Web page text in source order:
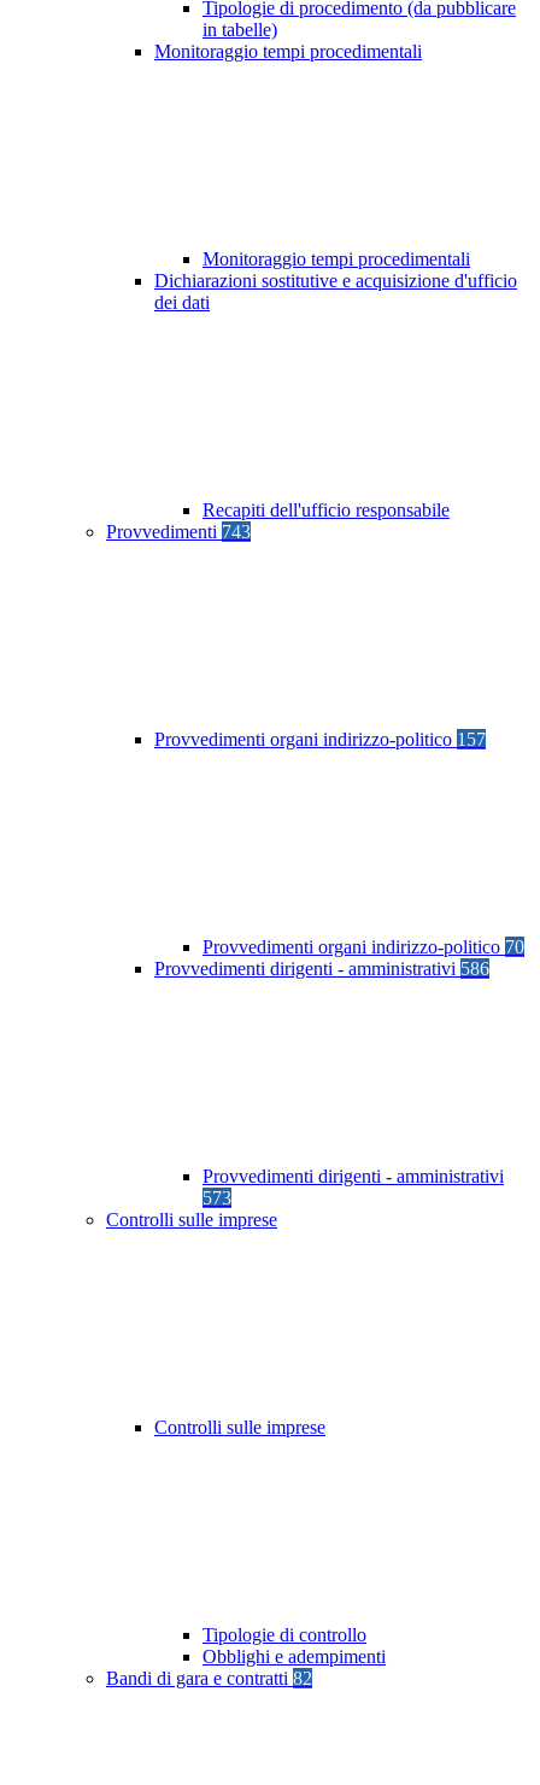
Tipologie di procedimento (da pubblicare
in tabelle)
Monitoraggio tempi procedimentali
Monitoraggio tempi procedimentali
Dichiarazioni sostitutive e acquisizione d'ufficio
dei dati
Recapiti dell'ufficio responsabile
Provvedimenti 743
Provvedimenti organi indirizzo-politico 157
Provvedimenti organi indirizzo-politico 70
Provvedimenti dirigenti - amministrativi 586
Provvedimenti dirigenti - amministrativi
573
Controlli sulle imprese
Controlli sulle imprese
Tipologie di controllo
Obblighi e adempimenti
Bandi di gara e contratti 82